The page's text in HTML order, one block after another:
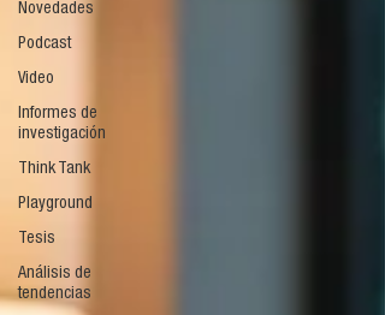
Novedades
Podcast
Video
Informes de
investigación
Think Tank
Playground
Tesis
Análisis de
tendencias